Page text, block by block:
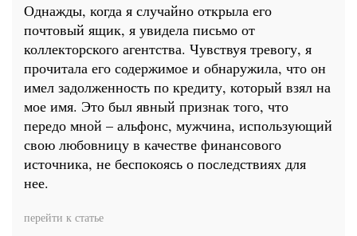
Однажды, когда я случайно открыла его
почтовый ящик, я увидела письмо от
коллекторского агентства. Чувствуя тревогу, я
прочитала его содержимое и обнаружила, что он
имел задолженность по кредиту, который взял на
мое имя. Это был явный признак того, что
передо мной – альфонс, мужчина, использующий
свою любовницу в качестве финансового
источника, не беспокоясь о последствиях для
нее.
перейти к статье